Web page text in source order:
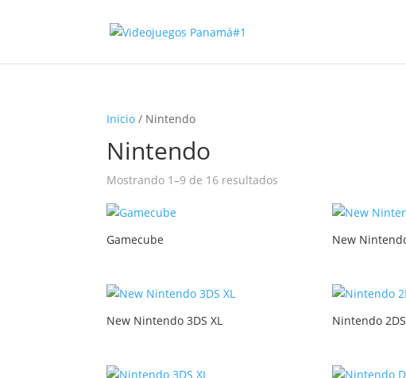
Inicio / Nintendo
Nintendo
Mostrando 1–9 de 16 resultados
Gamecube New
New Nintendo 3DS XL Nintendo 2DS